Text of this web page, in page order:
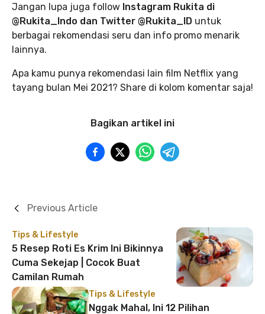
Jangan lupa juga follow Instagram Rukita di
@Rukita_Indo dan Twitter @Rukita_ID untuk
berbagai rekomendasi seru dan info promo menarik
lainnya.
Apa kamu punya rekomendasi lain film Netflix yang
tayang bulan Mei 2021? Share di kolom komentar saja!
Bagikan artikel ini
Tips & Lifestyle
5 Resep Roti Es Krim Ini Bikinnya
Cuma Sekejap | Cocok Buat
Camilan Rumah
Previous Article
Tips & Lifestyle
Nggak Mahal, Ini 12 Pilihan